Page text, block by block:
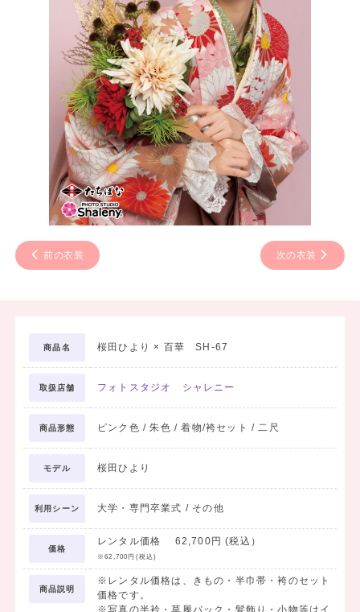
前の衣装 次の衣装
商品名 桜田ひより × 百華 SH-67
取扱店舗 フォトスタジオ シャレニー
商品形態 ピンク色 / 朱色 / 着物/袴セット / 二尺
モデル 桜田ひより
利用シーン 大学・専門卒業式 / その他
価格
レンタル価格 62,700円 (税込）
※62,700円(税込)
商品説明
※レンタル価格は、きもの・半巾帯・袴のセット
価格です。